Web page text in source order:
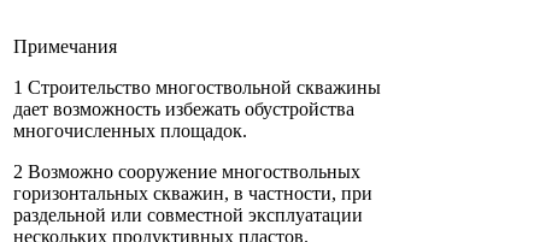
Примечания
1 Строительство многоствольной скважины
дает возможность избежать обустройства
многочисленных площадок.
2 Возможно сооружение многоствольных
горизонтальных скважин, в частности, при
раздельной или совместной эксплуатации
нескольких продуктивных пластов.